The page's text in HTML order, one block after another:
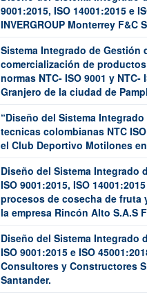
9001:2015, ISO 14001:2015 e
INVERGROUP Monterrey F&C
Sistema Integrado de
comercialización de
normas NTC- ISO 9001 y
Granjero de la ciudad de
“Diseño del Sistema
tecnicas colombianas NTC
el Club Deportivo Motilones
Diseño del Sistema Integrado
ISO 9001:2015, ISO
procesos de cosecha de fruta
la empresa Rincón Alto S.A.S
Diseño del Sistema Integrado
ISO 9001:2015 e ISO
Consultores y Constructores
Santander.